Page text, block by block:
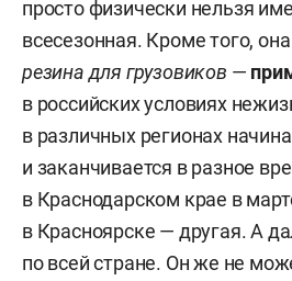
просто физически нельзя
всесезонная. Кроме того,
резина для грузовиков —
в российских условиях
в различных регионах
и заканчивается в разное
в Краснодарском крае в
в Красноярске — другая. А
по всей стране. Он же не